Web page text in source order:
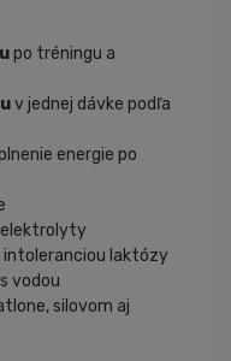
po tréningu a
v jednej dávke podľa
energie po
elektrolyty
intoleranciou laktózy
vodou
silovom aj